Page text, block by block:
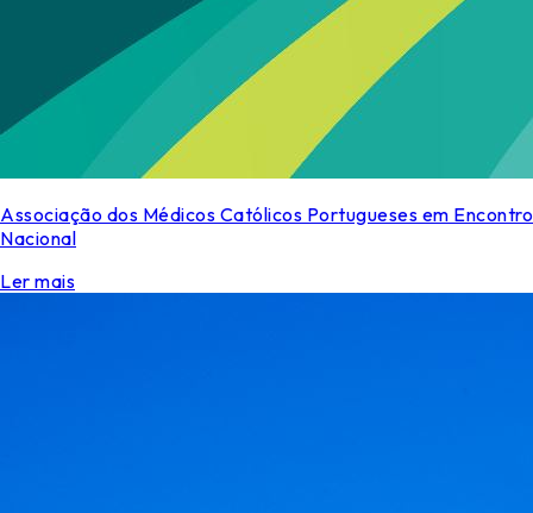
Associação dos Médicos Católicos Portugueses em Encontro
Nacional
Ler mais